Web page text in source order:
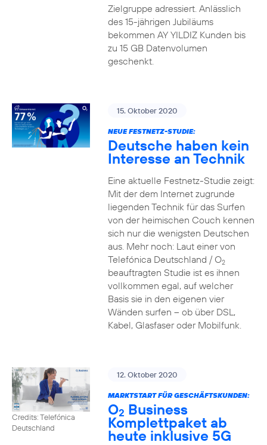
Zielgruppe adressiert. Anlässlich
des 15-jährigen Jubiläums
bekommen AY YILDIZ Kunden bis
zu 15 GB Datenvolumen
geschenkt.
15. Oktober 2020
NEUE FESTNETZ-STUDIE:
Deutsche haben kein
Interesse an Technik
Eine aktuelle Festnetz-Studie zeigt:
Mit der dem Internet zugrunde
liegenden Technik für das Surfen
von der heimischen Couch kennen
sich nur die wenigsten Deutschen
aus. Mehr noch: Laut einer von
Telefónica Deutschland / O2
beauftragten Studie ist es ihnen
vollkommen egal, auf welcher
Basis sie in den eigenen vier
Wänden surfen – ob über DSL,
Kabel, Glasfaser oder Mobilfunk.
Credits: Telefónica
Deutschland
12. Oktober 2020
MARKTSTART FÜR GESCHÄFTSKUNDEN:
O2 Business
Komplettpaket ab
heute inklusive 5G